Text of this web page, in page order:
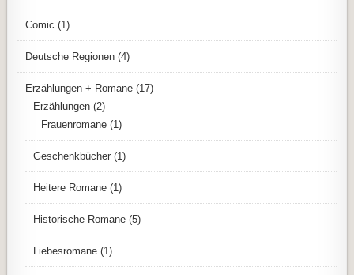
Comic (1)
Deutsche Regionen (4)
Erzählungen + Romane (17)
Erzählungen (2)
Frauenromane (1)
Geschenkbücher (1)
Heitere Romane (1)
Historische Romane (5)
Liebesromane (1)